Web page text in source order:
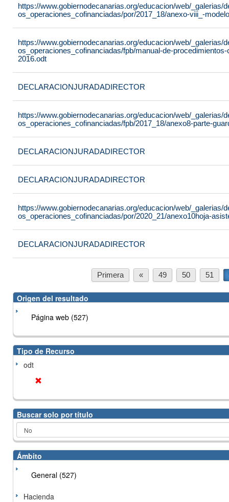
https://www.gobiernodecanarias.org/educacion/web/
os_operaciones_cofinanciadas/por/2017_18/anexo-viii_-
https://www.gobiernodecanarias.org/educacion/web/
os_operaciones_cofinanciadas/fpb/manual-de-
2016.odt
DECLARACIONJURADADIRECTOR
https://www.gobiernodecanarias.org/educacion/web/
os_operaciones_cofinanciadas/fpb/2017_18/anexo8-parte-
DECLARACIONJURADADIRECTOR
DECLARACIONJURADADIRECTOR
https://www.gobiernodecanarias.org/educacion/web/
os_operaciones_cofinanciadas/por/2020_21/anexo10hoja-
DECLARACIONJURADADIRECTOR
Primera « 49 50 51
Origen del resultado
Página web (527)
Tipo de Recurso
odt
Buscar solo por título
Ámbito
General (527)
Hacienda